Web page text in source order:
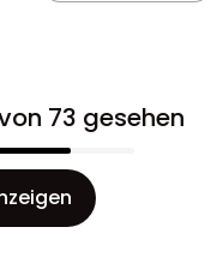
73 gesehen